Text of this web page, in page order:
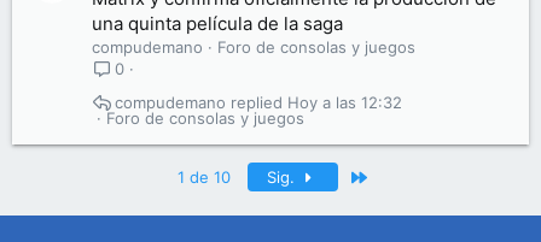
una quinta película de la saga
compudemano
Foro de consolas y juegos
0
Foro de consolas y juegos
Hoy a las 12:32
compudemano
1 de 10 Sig.